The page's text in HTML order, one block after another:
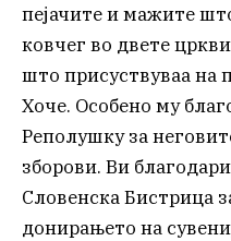
пејачите и мажите
ковчег во двете
што присуствуваа на
Хоче. Особено му
Реполушку за
зборови. Ви
Словенска Бистрица
донирањето на